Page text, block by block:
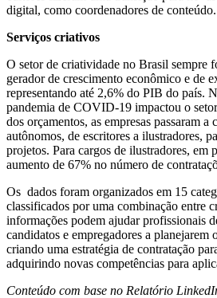
digital, como coordenadores de conteúdo.
Serviços criativos
O setor de criatividade no Brasil sempre
gerador de crescimento econômico e de
representando até 2,6% do PIB do país.
pandemia de COVID-19 impactou o
dos orçamentos, as empresas passaram
autônomos, de escritores a ilustradores,
projetos. Para cargos de ilustradores, em
aumento de 67% no número de
Os dados foram organizados em 15
classificados por uma combinação entre
informações podem ajudar profissionais
candidatos e empregadores a planejarem
criando uma estratégia de contratação
adquirindo novas competências para
Conteúdo com base no Relatório